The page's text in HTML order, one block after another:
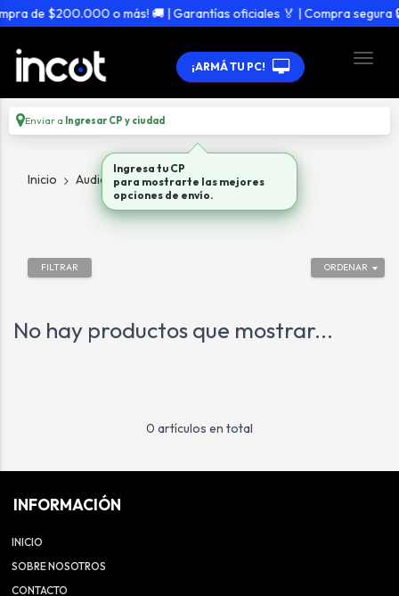
de $200.000 o más! 🚚 | Garantías oficiales 🏅 | Compra segura 🔒
¡ARMÁ TU PC!
Enviar a Ingresar CP y ciudad
Inicio Audio Parlantes
ORDENAR
FILTRAR
No hay productos que mostrar...
0 artículos en total
INFORMACIÓN
INICIO
SOBRE NOSOTROS
CONTACTO
Ingresa tu CP
para mostrarte las mejores
opciones de envío.